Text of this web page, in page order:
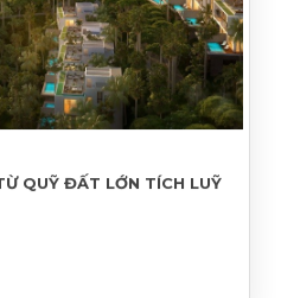
QUỸ ĐẤT LỚN TÍCH LUỸ